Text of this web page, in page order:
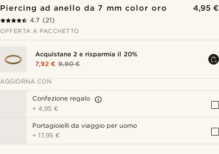
Piercing ad anello da 7 mm color oro 4,95 €
4.7 (21)
OFFERTA A PACCHETTO
Acquistane 2 e risparmia il 20%
7,92 € 9,90 €
AGGIORNA CON
Confezione regalo
+4,95 €
Portagioielli da viaggio per uomo
+17,95 €